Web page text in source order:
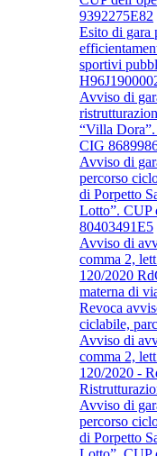
9392275E82
Esito di gara
sportivi
Avviso di
“Villa
CIG
Avviso di
percorso
di Porpetto
Lotto”. CUP
80403491E5
Avviso di
comma 2,
120/2020
materna di
Revoca
ciclabile,
Avviso di
comma 2,
120/2020 -
Avviso di
percorso
di Porpetto